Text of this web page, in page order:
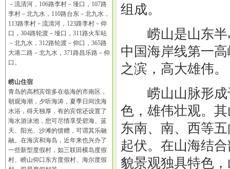
－流清河，106路李村－垭口，107路
李村－北九水，110路台东－北九水，
113路李村－流清河，123路李村－仰
口，304路轮渡－垭口，311路火车站
－北九水，312路轮渡－仰口，365路
大港二路－北九水，371路昌乐路－仰
口。
崂山住宿
青岛的高档宾馆多在临海的市南区，
朝观海潮，夕听海涛，夏季日间洗海
水浴，得天独厚，有的宾馆还设置了
海水游泳池，您可尽情享受碧海、蓝
天、阳光、沙滩的馈赠，可谓其乐融
融。在海滨和海岛，近年来也兴办了
一些新型度假村，如三联田横岛度假
村、崂山仰口东方度假村、海尔度假
组成。
崂山是山东半
中国海岸线第一
之滨，高大雄伟。
崂山山脉形成
色，雄伟壮观。
东南、南、西等
起伏。在山海结
貌景观独具特色